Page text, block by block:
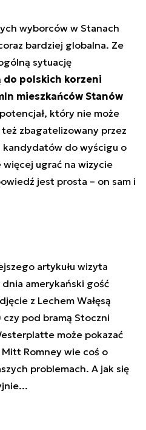
wyborców w Stanach
bardziej globalna. Ze
sytuację
do polskich korzeni
mieszkańców Stanów
który nie może
zbagatelizowany przez
do wyścigu o
więcej ugrać na wizycie
jest prosta – on sam i
artykułu wizyta
amerykański gość
z Lechem Wałęsą
czy pod bramą Stoczni
może pokazać
Romney wie coś o
problemach. A jak się